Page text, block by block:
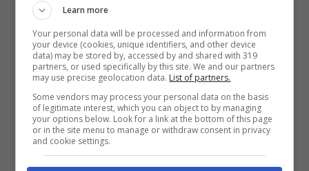
Learn more
Your personal data will be processed and information from
your device (cookies, unique identifiers, and other device
data) may be stored by, accessed by and shared with 319
partners, or used specifically by this site. We and our partners
may use precise geolocation data. List of partners.
Some vendors may process your personal data on the basis
of legitimate interest, which you can object to by managing
your options below. Look for a link at the bottom of this page
or in the site menu to manage or withdraw consent in privacy
and cookie settings.